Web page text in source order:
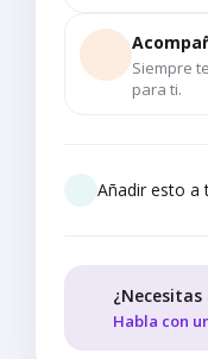
Siempre
para ti.
Añadir esto a
Habla con